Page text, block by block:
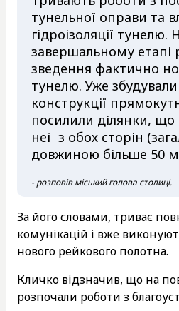
тунельної оправи та
гідроізоляції тунелю.
завершальному етапі
зведення фактично
тунелю. Уже
конструкції
посилили ділянки,
неї з обох сторін
довжиною більше 50
- розповів міський голова столиці.
За його словами, триває
комунікацій і вже
нового рейкового полотна.
Кличко відзначив, що на
розпочали роботи з